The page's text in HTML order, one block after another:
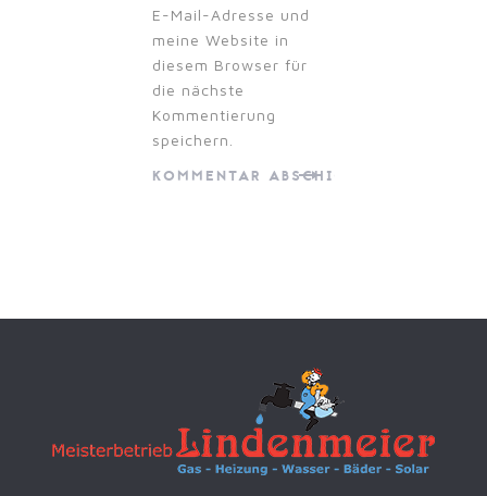
E-Mail-Adresse und
meine Website in
diesem Browser für
die nächste
Kommentierung
speichern.